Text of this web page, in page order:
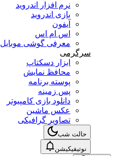
نرم افزار اندروید
بازی اندروید
آیفون
اس ام اس
معرفی گوشی موبایل
سرگرمی
ابزار دسکتاپ
محافظ نمایش
پوسته برنامه
پس زمینه
دانلود بازی کامپیوتر
عکس ماشین
تصاویر گرافیکی
حالت شب
نوتیفیکیشن